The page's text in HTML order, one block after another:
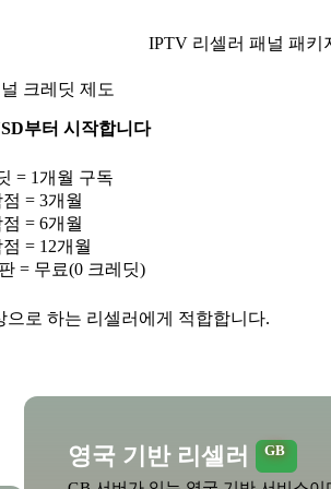
IPTV 리셀러 패널 패키
크레딧 제도
부터 시작합니다
= 1개월 구독
= 3개월
= 6개월
= 12개월
= 무료(0 크레딧)
로 하는 리셀러에게 적합합니다.
영국 기반 리셀러 GB